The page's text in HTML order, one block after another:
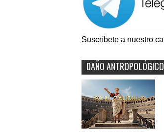
Suscríbete a nuestro
DAÑO